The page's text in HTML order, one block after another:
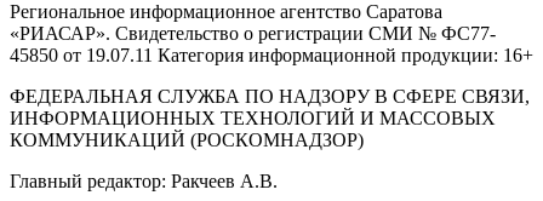
Региональное информационное агентство Саратова
«РИАСАР». Свидетельство о регистрации СМИ № ФС77-
45850 от 19.07.11 Категория информационной продукции: 16+
ФЕДЕРАЛЬНАЯ СЛУЖБА ПО НАДЗОРУ В СФЕРЕ СВЯЗИ,
ИНФОРМАЦИОННЫХ ТЕХНОЛОГИЙ И МАССОВЫХ
КОММУНИКАЦИЙ (РОСКОМНАДЗОР)
Главный редактор: Ракчеев А.В.